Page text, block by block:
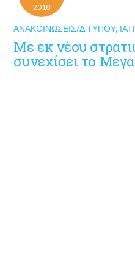
2018
ΑΝΑΚΟΙΝΏΣΕΙΣ/Δ.ΤΎΠΟΥ,
Με εκ νέου
συνεχίσει το